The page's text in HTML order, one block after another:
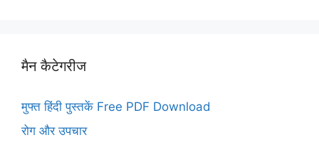
मैन कैटेगरीज
मुफ्त हिंदी पुस्तकें Free PDF Download
रोग और उपचार